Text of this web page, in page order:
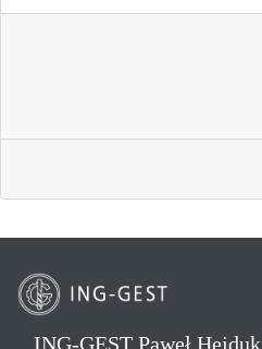
ING-GEST Paweł Hejduk